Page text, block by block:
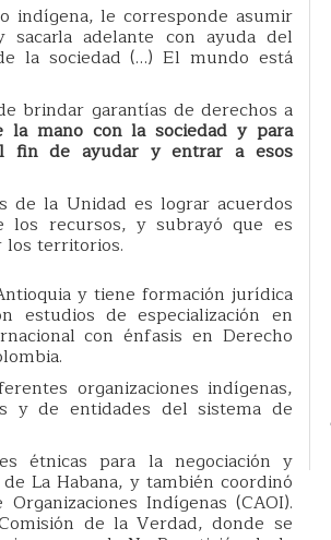
indígena, le corresponde asumir
adelante con ayuda del
la sociedad (…) El mundo está
brindar garantías de derechos a
la mano con la sociedad y para
fin de ayudar y entrar a esos
de la Unidad es lograr acuerdos
los recursos, y subrayó que es
los territorios.
y tiene formación jurídica
estudios de especialización en
con énfasis en Derecho
organizaciones indígenas,
y de entidades del sistema de
étnicas para la negociación y
La Habana, y también coordinó
Indígenas (CAOI).
de la Verdad, donde se